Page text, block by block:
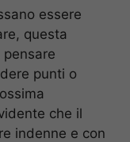
essere
questa
punti o
che il
indenne e con